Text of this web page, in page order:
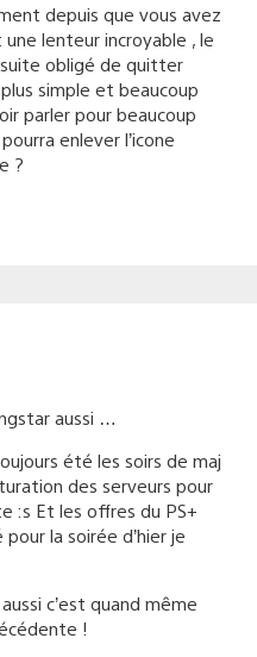
depuis que vous avez
lenteur incroyable , le
obligé de quitter
simple et beaucoup
parler pour beaucoup
enlever l’icone
?
aussi …
été les soirs de maj
des serveurs pour
:s Et les offres du PS+
la soirée d’hier je
c’est quand même
!